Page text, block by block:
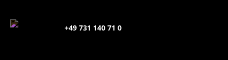
+49 731 140 71 0